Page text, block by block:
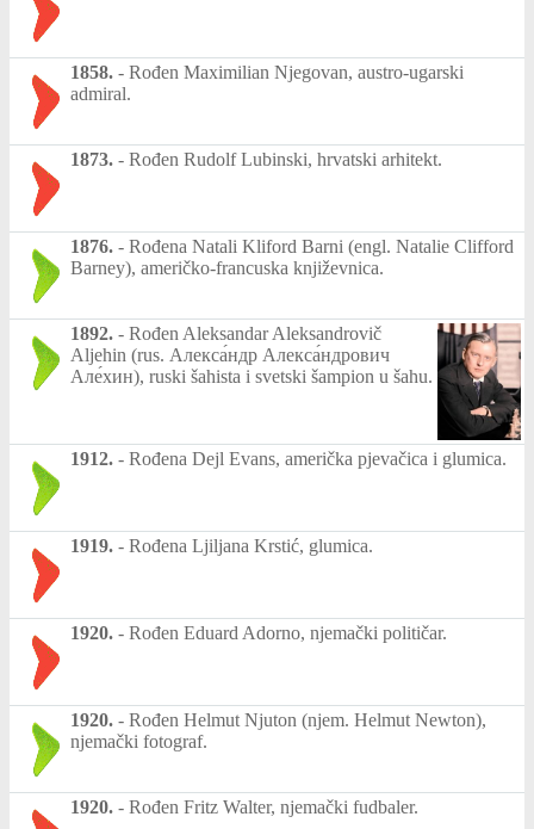
1858. - Rođen Maximilian Njegovan, austro-ugarski
admiral.
1873. - Rođen Rudolf Lubinski, hrvatski arhitekt.
1876. - Rođena Natali Kliford Barni (engl. Natalie Clifford
Barney), američko-francuska književnica.
1892. - Rođen Aleksandar Aleksandrovič
Aljehin (rus. Алекса́ндр Алекса́ндрович
Але́хин), ruski šahista i svetski šampion u šahu.
1912. - Rođena Dejl Evans, američka pjevačica i glumica.
1919. - Rođena Ljiljana Krstić, glumica.
1920. - Rođen Eduard Adorno, njemački političar.
1920. - Rođen Helmut Njuton (njem. Helmut Newton),
njemački fotograf.
1920. - Rođen Fritz Walter, njemački fudbaler.